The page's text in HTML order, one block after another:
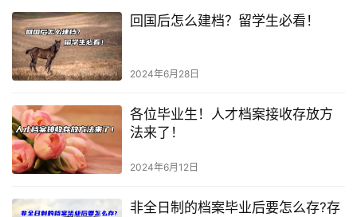
回国后怎么建档？留学生必看！
2024年6月28日
各位毕业生！人才档案接收存放方
法来了！
2024年6月12日
非全日制的档案毕业后要怎么存?存